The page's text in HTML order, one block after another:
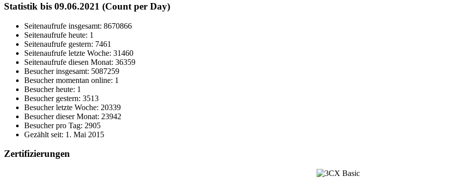
Statistik bis 09.06.2021 (Count per Day)
Seitenaufrufe insgesamt: 8670866
Seitenaufrufe heute: 1
Seitenaufrufe gestern: 7461
Seitenaufrufe letzte Woche: 31460
Seitenaufrufe diesen Monat: 36359
Besucher insgesamt: 5087259
Besucher momentan online: 1
Besucher heute: 1
Besucher gestern: 3513
Besucher letzte Woche: 20339
Besucher dieser Monat: 23942
Besucher pro Tag: 2905
Gezählt seit: 1. Mai 2015
Zertifizierungen